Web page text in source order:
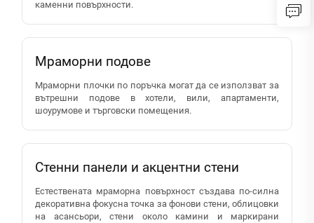
каменни повърхности.
Мраморни подове
Мраморни плочки по поръчка могат да се използват за
вътрешни подове в хотели, вили, апартаменти,
шоурумове и търговски помещения.
Стенни панели и акцентни стени
Естествената мраморна повърхност създава по-силна
декоративна фокусна точка за фонови стени, облицовки
на асансьори, стени около камини и маркирани